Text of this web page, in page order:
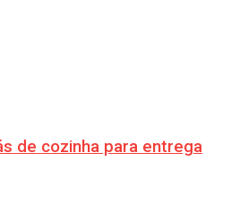
de cozinha para entrega